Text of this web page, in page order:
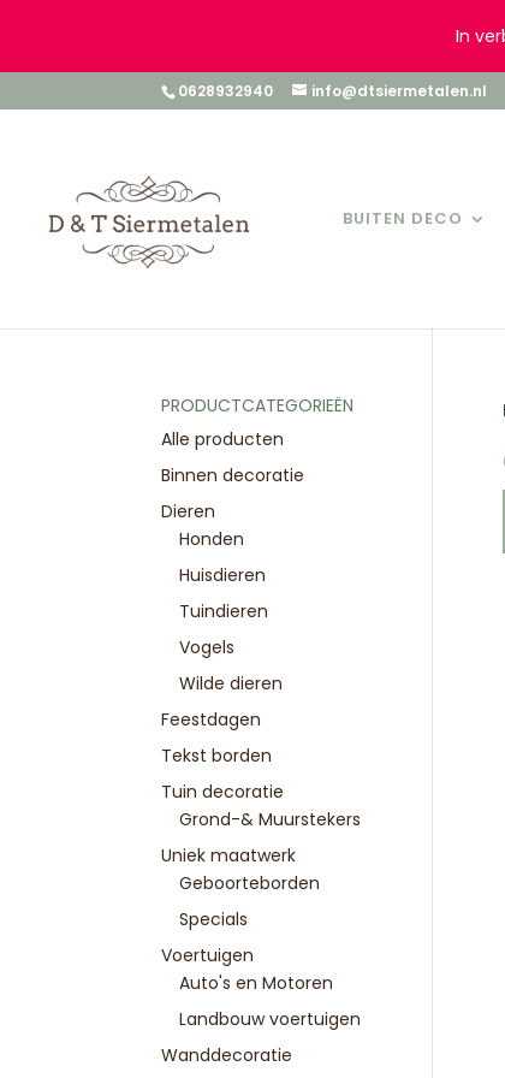
0628932940 info@dtsiermetalen.nl
BUITEN DECO
PRODUCTCATEGORIEËN
Alle producten
Binnen decoratie
Dieren
Honden
Huisdieren
Tuindieren
Vogels
Wilde dieren
Feestdagen
Tekst borden
Tuin decoratie
Grond-& Muurstekers
Uniek maatwerk
Geboorteborden
Specials
Voertuigen
Auto's en Motoren
Landbouw voertuigen
Wanddecoratie
In